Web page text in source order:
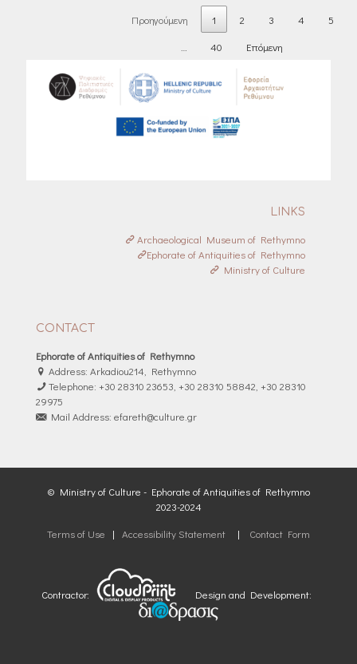
Προηγούμενη 1 2 3 4
5
40 Επόμενη
LINKS
Archaeological Museum of Rethymno
Ephorate of Antiquities of Rethymno
Ministry of Culture
CONTACT
Ephorate of Antiquities of Rethymno
Address: Arkadiou214, Rethymno
Telephone: +30 28310 23653, +30 28310 58842, +30 28310
29975
Mail Address: efareth@culture.gr
© Ministry of Culture - Ephorate of Antiquities of Rethymno
2023-2024
Terms of Use
| Accessibility Statement | Contact Form
Contractor: Design and Development: